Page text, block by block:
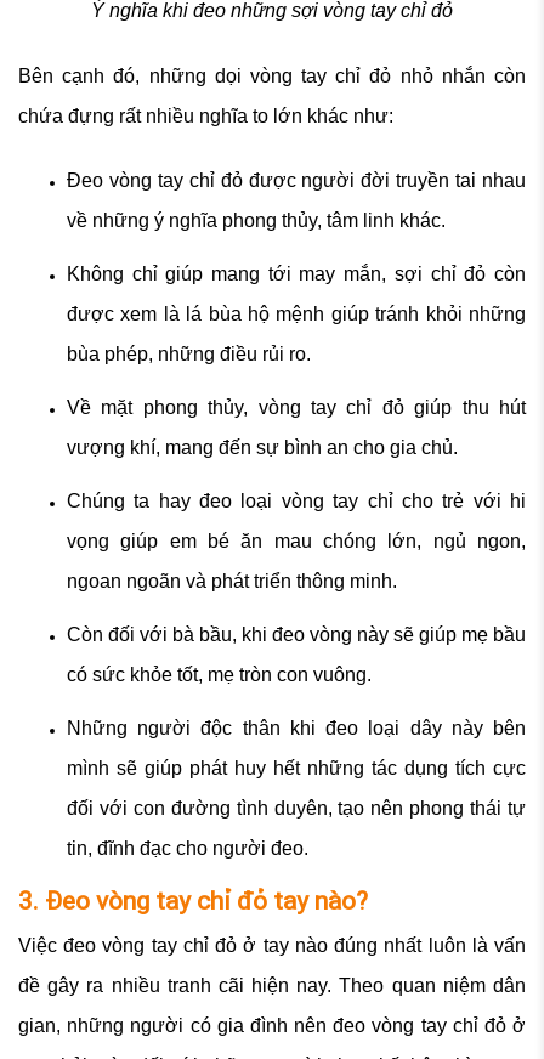
Ý nghĩa khi đeo những sợi vòng tay chỉ đỏ
Bên cạnh đó, những dọi vòng tay chỉ đỏ nhỏ nhắn còn
chứa đựng rất nhiều nghĩa to lớn khác như:
Đeo vòng tay chỉ đỏ được người đời truyền tai nhau
về những ý nghĩa phong thủy, tâm linh khác.
Không chỉ giúp mang tới may mắn, sợi chỉ đỏ còn
được xem là lá bùa hộ mệnh giúp tránh khỏi những
bùa phép, những điều rủi ro.
Về mặt phong thủy, vòng tay chỉ đỏ giúp thu hút
vượng khí, mang đến sự bình an cho gia chủ.
Chúng ta hay đeo loại vòng tay chỉ cho trẻ với hi
vọng giúp em bé ăn mau chóng lớn, ngủ ngon,
ngoan ngoãn và phát triển thông minh.
Còn đối với bà bầu, khi đeo vòng này sẽ giúp mẹ bầu
có sức khỏe tốt, mẹ tròn con vuông.
Những người độc thân khi đeo loại dây này bên
mình sẽ giúp phát huy hết những tác dụng tích cực
đối với con đường tình duyên, tạo nên phong thái tự
tin, đĩnh đạc cho người đeo.
3. Đeo vòng tay chỉ đỏ tay nào?
Việc đeo vòng tay chỉ đỏ ở tay nào đúng nhất luôn là vấn
đề gây ra nhiều tranh cãi hiện nay. Theo quan niệm dân
gian, những người có gia đình nên đeo vòng tay chỉ đỏ ở